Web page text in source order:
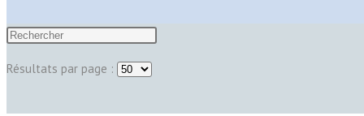
Résultats par page :